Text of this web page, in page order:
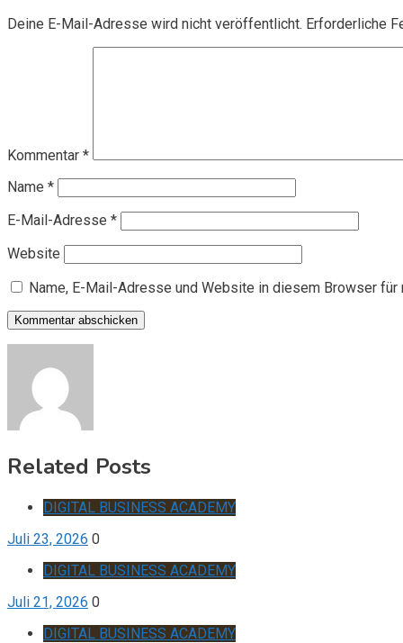
Deine E-Mail-Adresse wird nicht veröffentlicht. Erforderliche
Kommentar *
Name *
E-Mail-Adresse *
Website
Name, E-Mail-Adresse und Website in diesem Browser
Related Posts
DIGITAL BUSINESS ACADEMY
Juli 23, 2026 0
DIGITAL BUSINESS ACADEMY
Juli 21, 2026 0
DIGITAL BUSINESS ACADEMY